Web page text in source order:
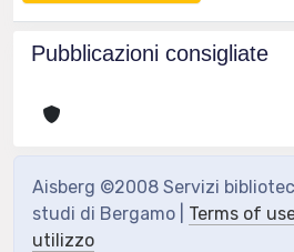
Pubblicazioni consigliate
Aisberg ©2008 Servizi
studi di Bergamo | Terms of
utilizzo